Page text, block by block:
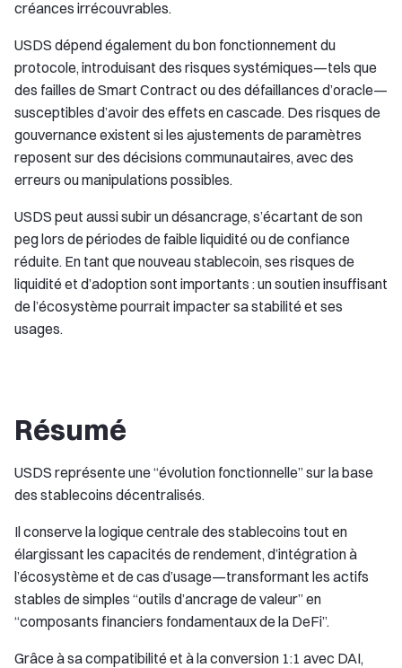
créances irrécouvrables.
USDS dépend également du bon fonctionnement du
protocole, introduisant des risques systémiques—tels que
des failles de Smart Contract ou des défaillances d’oracle—
susceptibles d’avoir des effets en cascade. Des risques de
gouvernance existent si les ajustements de paramètres
reposent sur des décisions communautaires, avec des
erreurs ou manipulations possibles.
USDS peut aussi subir un désancrage, s’écartant de son
peg lors de périodes de faible liquidité ou de confiance
réduite. En tant que nouveau stablecoin, ses risques de
liquidité et d’adoption sont importants : un soutien insuffisant
de l’écosystème pourrait impacter sa stabilité et ses
usages.
Résumé
USDS représente une “évolution fonctionnelle” sur la base
des stablecoins décentralisés.
Il conserve la logique centrale des stablecoins tout en
élargissant les capacités de rendement, d’intégration à
l’écosystème et de cas d’usage—transformant les actifs
stables de simples “outils d’ancrage de valeur” en
“composants financiers fondamentaux de la DeFi”.
Grâce à sa compatibilité et à la conversion 1:1 avec DAI,